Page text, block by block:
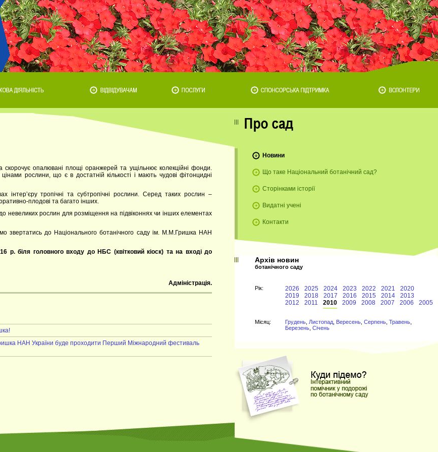
опалювані площі оранжерей та ущільнює колекційні фонди.
рослини, що є в достатній кількості і мають чудові фітонцидні
інтер’єру тропічні та субтропічні рослини. Серед таких рослин –
плодові та багато інших.
невеликих рослин для розміщення на підвіконнях чи інших елементах
до Національного ботанічного саду ім. М.М.Гришка НАН
р. біля головного входу до НБС (квітковий кіоск) та на вході до
Адміністрація.
НАН України буде проходити Перший Міжнародний фестиваль
Новини
Що таке Національний ботанічний сад?
Сторінками історії
Видатні учені
Контакти
Архів новин
ботанічного саду
Рiк: 2026 2025 2024 2023 2022 2021
2020
2019
2018 2017 2016 2015 2014
2013
2012
2011 2010 2009 2008 2007 2006 2005
Мiсяц: Грудень Листопад Вересень Серпень Травень
Березень Січень